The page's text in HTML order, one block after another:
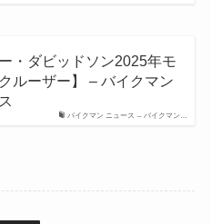
バイクマン ニュース – バイクマン…
・ダビッドソン2025年モ
ルーザー】 – バイクマン